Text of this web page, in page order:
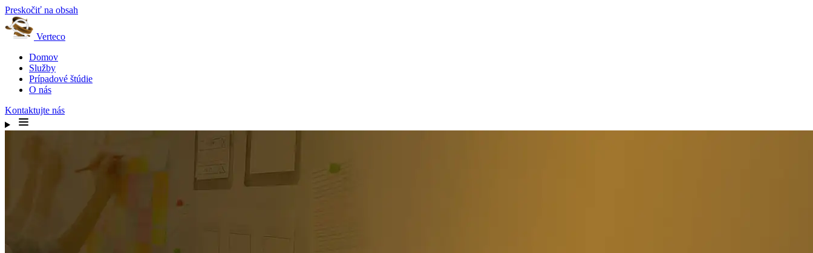
Preskočiť na obsah
Verteco
Domov
Služby
Prípadové štúdie
O nás
Kontaktujte nás